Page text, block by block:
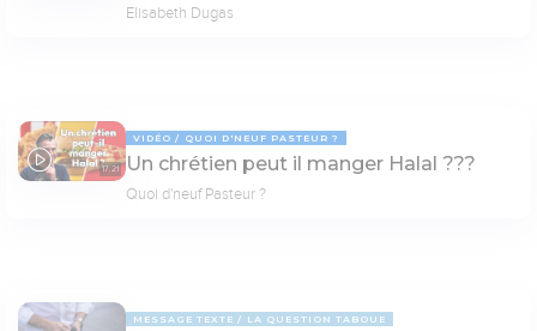
Elisabeth Dugas
17:21
VIDÉO QUOI D'NEUF PASTEUR ?
Un chrétien peut il manger Halal ???
Quoi d'neuf Pasteur ?
MESSAGE TEXTE LA QUESTION TABOUE